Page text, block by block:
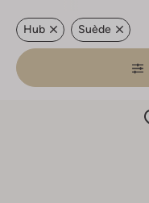
Hub Suède